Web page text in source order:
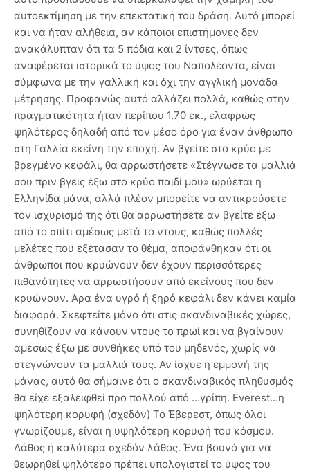
αυτοεκτίμηση με την επεκτατική του δράση. Αυτό μπορεί
και να ήταν αλήθεια, αν κάποιοι επιστήμονες δεν
ανακάλυπταν ότι τα 5 πόδια και 2 ίντσες, όπως
αναφέρεται ιστορικά το ύψος του Ναπολέοντα, είναι
σύμφωνα με την γαλλική και όχι την αγγλική μονάδα
μέτρησης. Προφανώς αυτό αλλάζει πολλά, καθώς στην
πραγματικότητα ήταν περίπου 1.70 εκ., ελαφρώς
ψηλότερος δηλαδή από τον μέσο όρο για έναν άνθρωπο
στη Γαλλία εκείνη την εποχή. Αν βγείτε στο κρύο με
βρεγμένο κεφάλι, θα αρρωστήσετε «Στέγνωσε τα μαλλιά
σου πριν βγεις έξω στο κρύο παιδί μου» ωρύεται η
Ελληνίδα μάνα, αλλά πλέον μπορείτε να αντικρούσετε
τον ισχυρισμό της ότι θα αρρωστήσετε αν βγείτε έξω
από το σπίτι αμέσως μετά το ντους, καθώς πολλές
μελέτες που εξέτασαν το θέμα, αποφάνθηκαν ότι οι
άνθρωποι που κρυώνουν δεν έχουν περισσότερες
πιθανότητες να αρρωστήσουν από εκείνους που δεν
κρυώνουν. Άρα ένα υγρό ή ξηρό κεφάλι δεν κάνει καμία
διαφορά. Σκεφτείτε μόνο ότι στις σκανδιναβικές χώρες,
συνηθίζουν να κάνουν ντους το πρωί και να βγαίνουν
αμέσως έξω με συνθήκες υπό του μηδενός, χωρίς να
στεγνώνουν τα μαλλιά τους. Αν ίσχυε η εμμονή της
μάνας, αυτό θα σήμαινε ότι ο σκανδιναβικός πληθυσμός
θα είχε εξαλειφθεί προ πολλού από …γρίπη. Everest…η
ψηλότερη κορυφή (σχεδόν) To Έβερεστ, όπως όλοι
γνωρίζουμε, είναι η υψηλότερη κορυφή του κόσμου.
Λάθος ή καλύτερα σχεδόν λάθος. Ένα βουνό για να
θεωρηθεί ψηλότερο πρέπει υπολογιστεί το ύψος του